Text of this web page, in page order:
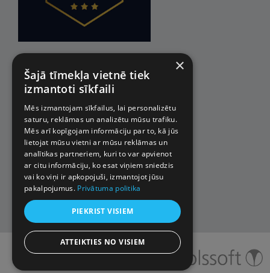
© 2026 Impro ceļojumi. Visas
tiesības aizsargātas.
×
Šajā tīmekļa vietnē tiek
izmantoti sīkfaili
Mēs izmantojam sīkfailus, lai personalizētu
saturu, reklāmas un analizētu mūsu trafiku.
Mēs arī kopīgojam informāciju par to, kā jūs
lietojat mūsu vietni ar mūsu reklāmas un
analītikas partneriem, kuri to var apvienot
ar citu informāciju, ko esat viņiem sniedzis
vai ko viņi ir apkopojuši, izmantojot jūsu
pakalpojumus. Privātuma politika
PIEKRIST VISIEM
ATTEIKTIES NO VISIEM